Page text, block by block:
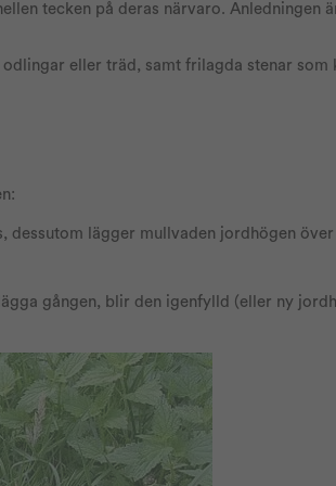
tecken på deras närvaro. Anledningen
eller träd, samt frilagda stenar som
dessutom lägger mullvaden jordhögen
gången, blir den igenfylld (eller ny